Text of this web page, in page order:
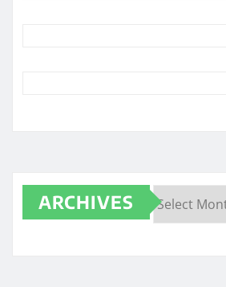
ARCHIVES